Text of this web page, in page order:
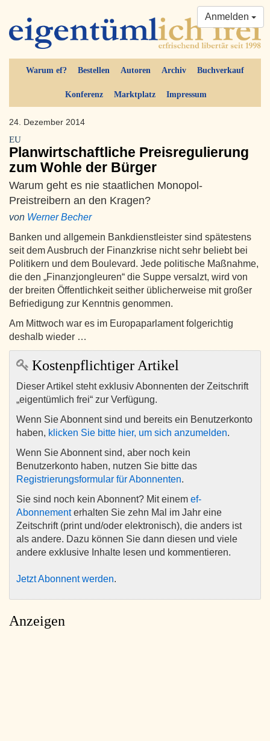
Warum ef? Bestellen Autoren Archiv Buchverkauf
Konferenz Marktplatz Impressum
Anmelden
24. Dezember 2014
EU
Planwirtschaftliche Preisregulierung
zum Wohle der Bürger
Warum geht es nie staatlichen Monopol-
Preistreibern an den Kragen?
von Werner Becher
Banken und allgemein Bankdienstleister sind spätestens
seit dem Ausbruch der Finanzkrise nicht sehr beliebt bei
Politikern und dem Boulevard. Jede politische Maßnahme,
die den „Finanzjongleuren“ die Suppe versalzt, wird von
der breiten Öffentlichkeit seither üblicherweise mit großer
Befriedigung zur Kenntnis genommen.
Am Mittwoch war es im Europaparlament folgerichtig
deshalb wieder …
Kostenpflichtiger Artikel
Dieser Artikel steht exklusiv Abonnenten der Zeitschrift
„eigentümlich frei“ zur Verfügung.
Wenn Sie Abonnent sind und bereits ein Benutzerkonto
haben, klicken Sie bitte hier, um sich anzumelden.
Wenn Sie Abonnent sind, aber noch kein
Benutzerkonto haben, nutzen Sie bitte das
Registrierungsformular für Abonnenten.
Sie sind noch kein Abonnent? Mit einem ef-
Abonnementerhalten Sie zehn Mal im Jahr eine
Zeitschrift (print und/oder elektronisch), die anders ist
als andere. Dazu können Sie dann diesen und viele
andere exklusive Inhalte lesen und kommentieren.
Jetzt Abonnent werden.
Anzeigen